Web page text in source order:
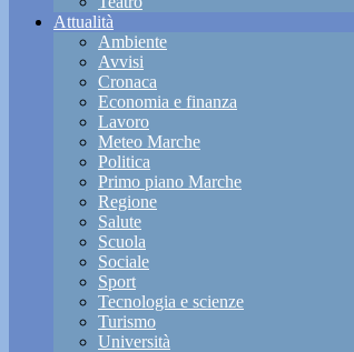
Attualità
Ambiente
Avvisi
Cronaca
Economia e finanza
Lavoro
Meteo Marche
Politica
Primo piano Marche
Regione
Salute
Scuola
Sociale
Sport
Tecnologia e scienze
Turismo
Università